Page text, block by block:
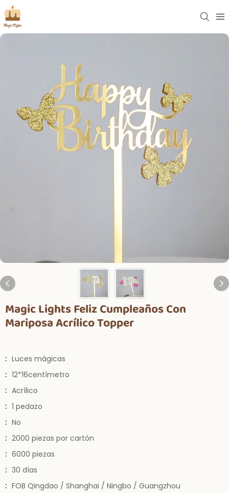
Magic Lights Feliz Cumpleaños Con
Mariposa Acrílico Topper
: Luces mágicas
: 12*16centímetro
: Acrílico
: 1 pedazo
: No
: 2000 piezas por cartón
: 6000 piezas
: 30 días
: FOB Qingdao / Shanghai / Ningbo / Guangzhou